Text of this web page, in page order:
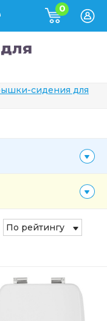
0
сидения для
По рейтингу